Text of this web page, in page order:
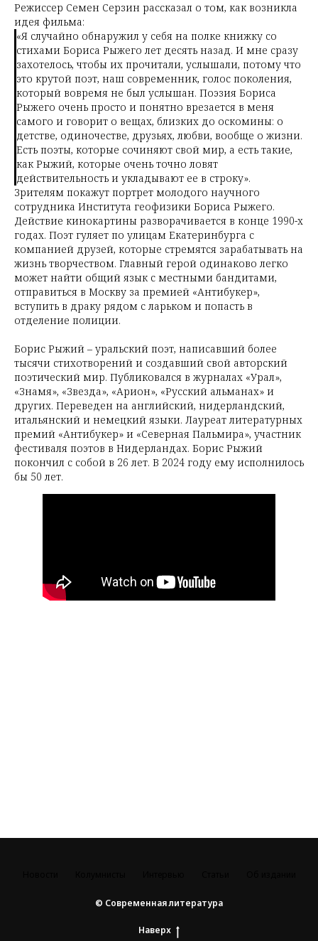
Режиссер Семен Серзин рассказал о том, как возникла
идея фильма:
«Я случайно обнаружил у себя на полке книжку со
стихами Бориса Рыжего лет десять назад. И мне сразу
захотелось, чтобы их прочитали, услышали, потому что
это крутой поэт, наш современник, голос поколения,
который вовремя не был услышан. Поэзия Бориса
Рыжего очень просто и понятно врезается в меня
самого и говорит о вещах, близких до оскомины: о
детстве, одиночестве, друзьях, любви, вообще о жизни.
Есть поэты, которые сочиняют свой мир, а есть такие,
как Рыжий, которые очень точно ловят
действительность и укладывают ее в строку».
Зрителям покажут портрет молодого научного
сотрудника Института геофизики Бориса Рыжего.
Действие кинокартины разворачивается в конце 1990-х
годах. Поэт гуляет по улицам Екатеринбурга с
компанией друзей, которые стремятся зарабатывать на
жизнь творчеством. Главный герой одинаково легко
может найти общий язык с местными бандитами,
отправиться в Москву за премией «Антибукер»,
вступить в драку рядом с ларьком и попасть в
отделение полиции.
Борис Рыжий – уральский поэт, написавший более
тысячи стихотворений и создавший свой авторский
поэтический мир. Публиковался в журналах «Урал»,
«Знамя», «Звезда», «Арион», «Русский альманах» и
других. Переведен на английский, нидерландский,
итальянский и немецкий языки. Лауреат литературных
премий «Антибукер» и «Северная Пальмира», участник
фестиваля поэтов в Нидерландах. Борис Рыжий
покончил с собой в 26 лет. В 2024 году ему исполнилось
бы 50 лет.
© Современная литература
Наверх